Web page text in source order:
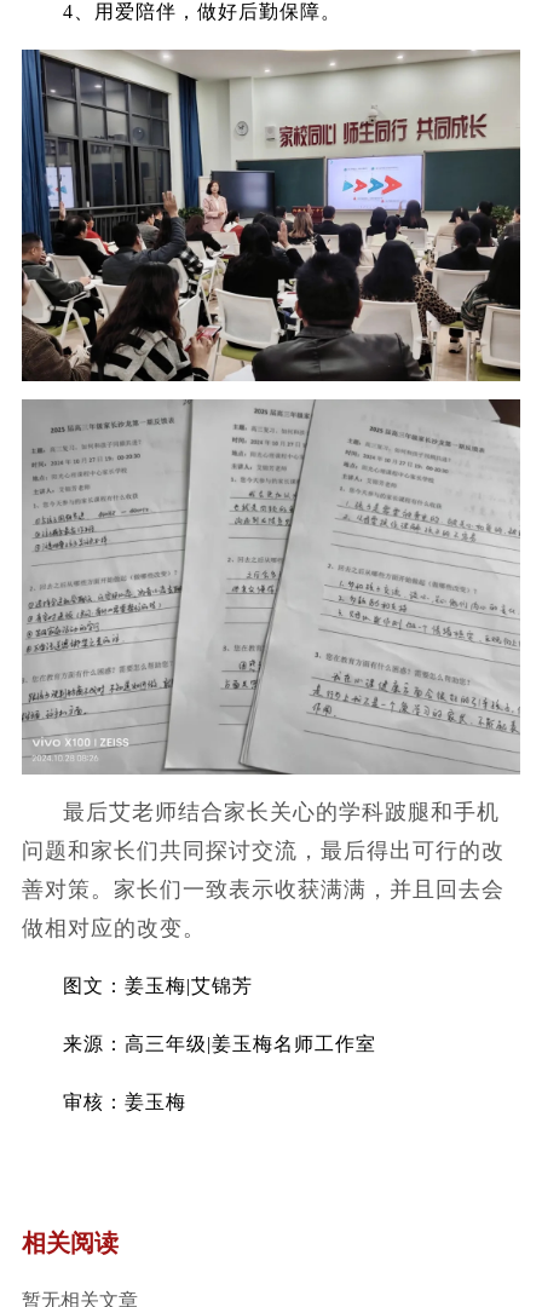
4 、用爱陪伴，做好后勤保障。
最后艾老师结合家长关心的学科跛腿和手机
问题和家长们共同探讨交流，最后得出可行的改
善对策。家长们一致表示收获满满，并且回去会
做相对应的改变。
图文：姜玉梅|艾锦芳
来源：高三年级|姜玉梅名师工作室
审核：姜玉梅
相关阅读
暂无相关文章